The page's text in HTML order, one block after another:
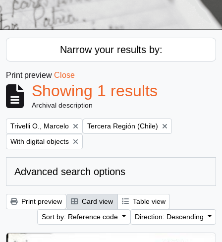
Narrow your results by:
Print preview Close
Showing 1 results
Archival description
Remove filter:
Trivelli O., Marcelo Remove filter:
Tercera Región (Chile)
Remove filter:
With digital objects
Advanced search options
Print preview Card view
Table view
Sort by: Reference code
Direction: Descending